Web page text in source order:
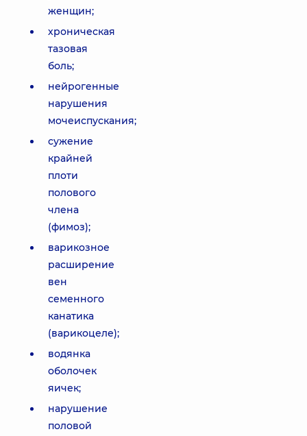
женщин;
хроническая
тазовая
боль;
нейрогенные
нарушения
мочеиспускания;
сужение
крайней
плоти
полового
члена
(фимоз);
варикозное
расширение
вен
семенного
канатика
(варикоцеле);
водянка
оболочек
яичек;
нарушение
половой